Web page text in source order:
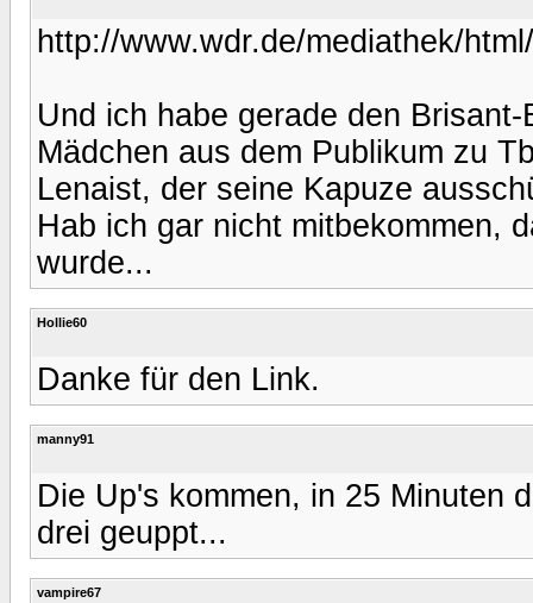
http://www.wdr.de/mediathek/
Und ich habe gerade den
Mädchen aus dem Publikum zu
Lenaist, der seine Kapuze
Hab ich gar nicht mitbekommen,
wurde...
Hollie60
Danke für den Link.
manny91
Die Up's kommen, in 25 Minuten
drei geuppt...
vampire67